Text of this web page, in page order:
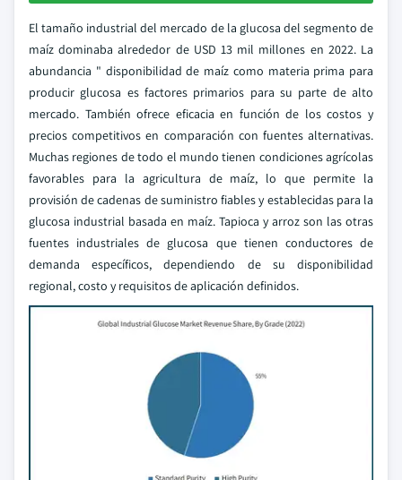
El tamaño industrial del mercado de la glucosa del segmento de
maíz dominaba alrededor de USD 13 mil millones en 2022. La
abundancia " disponibilidad de maíz como materia prima para
producir glucosa es factores primarios para su parte de alto
mercado. También ofrece eficacia en función de los costos y
precios competitivos en comparación con fuentes alternativas.
Muchas regiones de todo el mundo tienen condiciones agrícolas
favorables para la agricultura de maíz, lo que permite la
provisión de cadenas de suministro fiables y establecidas para la
glucosa industrial basada en maíz. Tapioca y arroz son las otras
fuentes industriales de glucosa que tienen conductores de
demanda específicos, dependiendo de su disponibilidad
regional, costo y requisitos de aplicación definidos.